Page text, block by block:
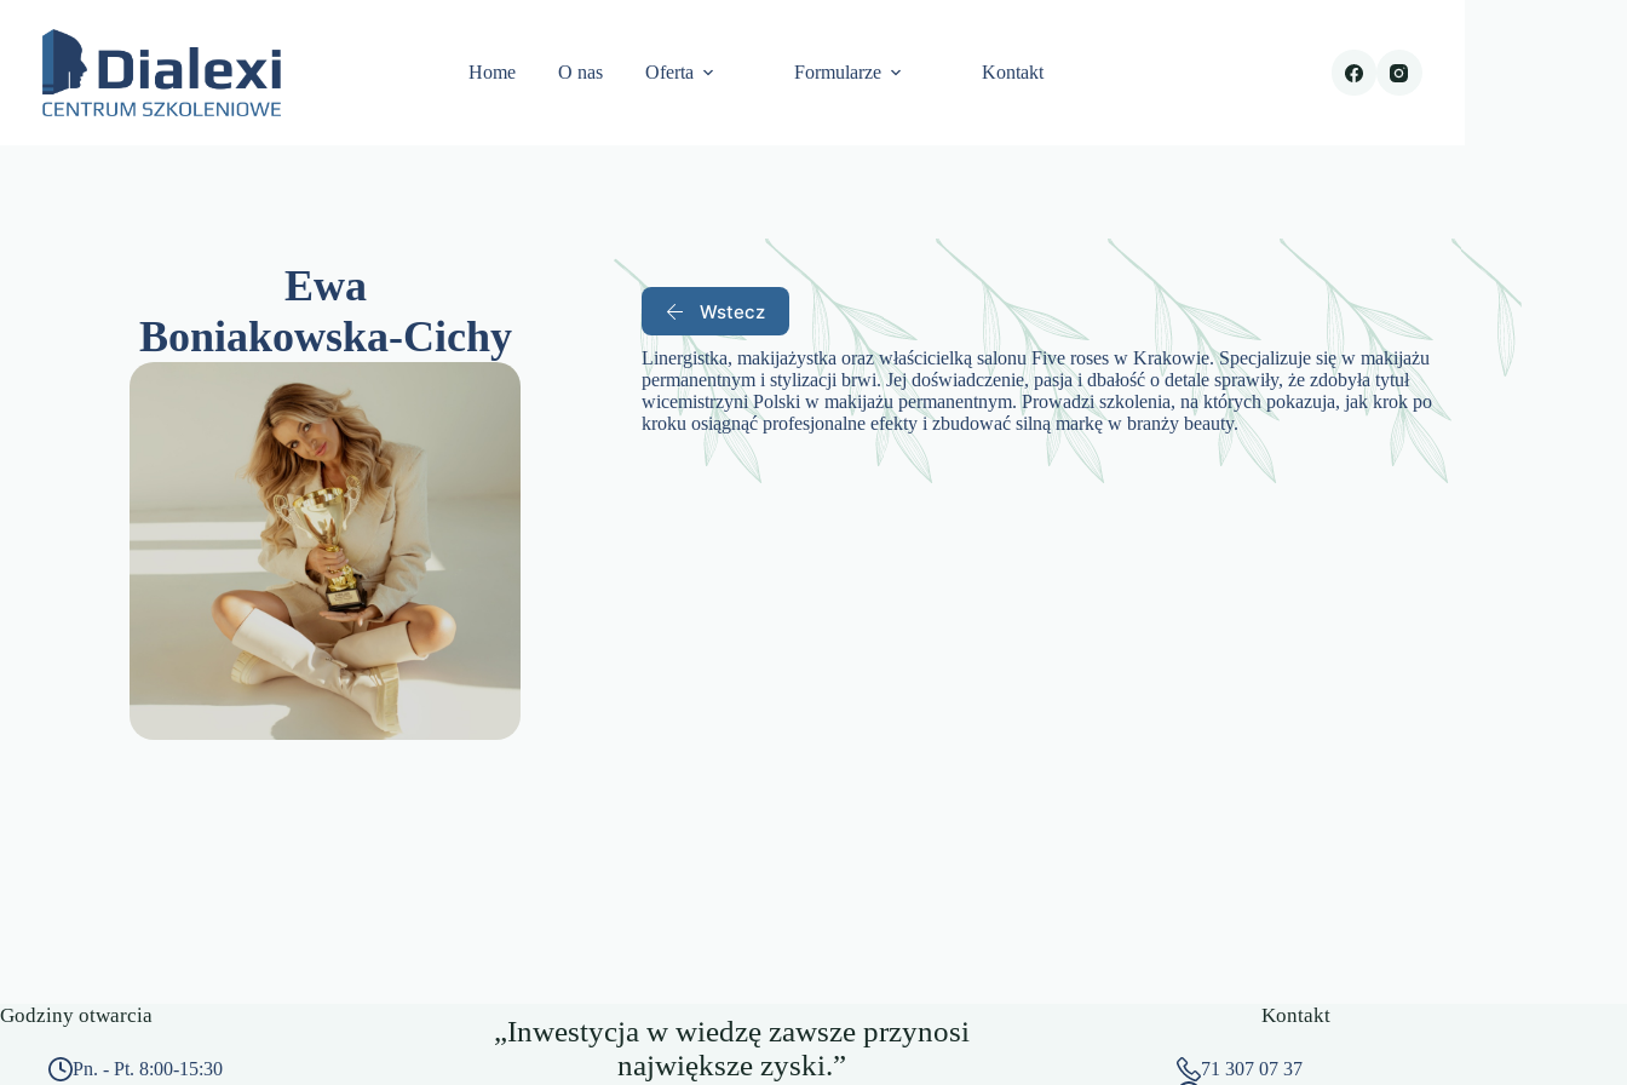
Home
O nas Oferta Formularze Kontakt
Ewa
Boniakowska-Cichy
Wstecz
Linergistka, makijażystka oraz właścicielką salonu Five roses w Krakowie. Specjalizuje się w makijażu
permanentnym i stylizacji brwi. Jej doświadczenie, pasja i dbałość o detale sprawiły, że zdobyła tytuł
wicemistrzyni Polski w makijażu permanentnym. Prowadzi szkolenia, na których pokazuja, jak krok po
kroku osiągnąć profesjonalne efekty i zbudować silną markę w branży beauty.
Godziny otwarcia
Pn. - Pt. 8:00-15:30
„Inwestycja w wiedzę zawsze przynosi
największe zyski.”
Kontakt
71 307 07 37